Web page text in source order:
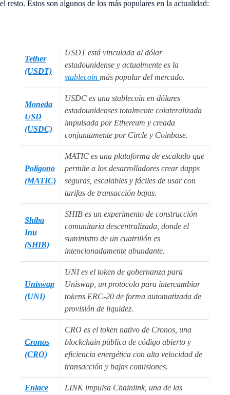
el resto. Éstos son algunos de los más populares en la actualidad:
Tether
(USDT)
USDT está vinculada al dólar
estadounidense y actualmente es la
stablecoin más popular del mercado.
Moneda
USD
(USDC)
USDC es una stablecoin en dólares
estadounidenses totalmente colateralizada
impulsada por Ethereum y creada
conjuntamente por Circle y Coinbase.
Polígono
(MATIC)
MATIC es una plataforma de escalado que
permite a los desarrolladores crear dapps
seguras, escalables y fáciles de usar con
tarifas de transacción bajas.
Shiba
Inu
(SHIB)
SHIB es un experimento de construcción
comunitaria descentralizada, donde el
suministro de un cuatrillón es
intencionadamente abundante.
Uniswap
(UNI)
UNI es el token de gobernanza para
Uniswap, un protocolo para intercambiar
tokens ERC-20 de forma automatizada de
provisión de liquidez.
Cronos
(CRO)
CRO es el token nativo de Cronos, una
blockchain pública de código abierto y
eficiencia energética con alta velocidad de
transacción y bajas comisiones.
Enlace
LINK impulsa Chainlink, una de las